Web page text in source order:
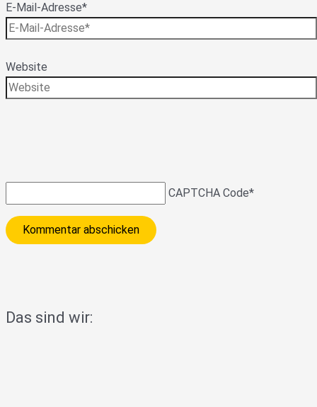
E-Mail-Adresse*
Website
CAPTCHA Code*
Das sind wir: